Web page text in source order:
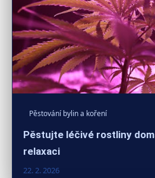
Pěstování bylin a koření
Pěstujte léčivé rostliny
relaxaci
22. 2. 2026